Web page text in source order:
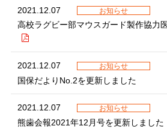
2021.12.07 お知らせ
高校ラグビー部マウスガード製作協力
2021.12.07 お知らせ
国保だよりNo.2を更新しました
2021.12.07 お知らせ
熊歯会報2021年12月号を更新しました